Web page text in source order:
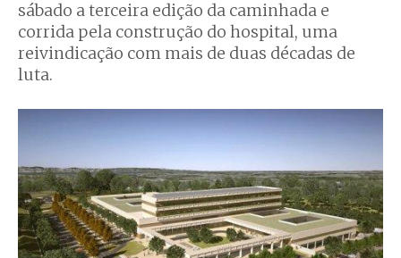
sábado a terceira edição da caminhada e
corrida pela construção do hospital, uma
reivindicação com mais de duas décadas de
luta.